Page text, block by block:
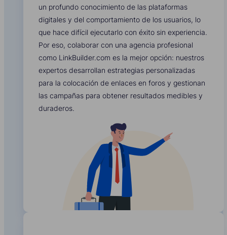
un profundo conocimiento de las plataformas
digitales y del comportamiento de los usuarios, lo
que hace difícil ejecutarlo con éxito sin experiencia.
Por eso, colaborar con una agencia profesional
como LinkBuilder.com es la mejor opción: nuestros
expertos desarrollan estrategias personalizadas
para la colocación de enlaces en foros y gestionan
las campañas para obtener resultados medibles y
duraderos.